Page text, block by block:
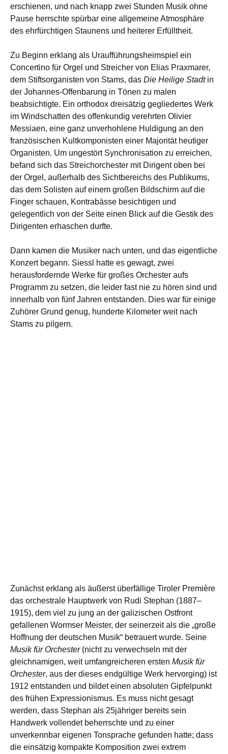
erschienen, und nach knapp zwei Stunden Musik ohne
Pause herrschte spürbar eine allgemeine Atmosphäre
des ehrfürchtigen Staunens und heiterer Erfülltheit.
Zu Beginn erklang als Uraufführungsheimspiel ein
Concertino für Orgel und Streicher von Elias Praxmarer,
dem Stiftsorganisten von Stams, das Die Heilige Stadtin
der Johannes-Offenbarung in Tönen zu malen
beabsichtigte. Ein orthodox dreisätzig gegliedertes Werk
im Windschatten des offenkundig verehrten Olivier
Messiaen, eine ganz unverhohlene Huldigung an den
französischen Kultkomponisten einer Majorität heutiger
Organisten. Um ungestört Synchronisation zu erreichen,
befand sich das Streichorchester mit Dirigent oben bei
der Orgel, außerhalb des Sichtbereichs des Publikums,
das dem Solisten auf einem großen Bildschirm auf die
Finger schauen, Kontrabässe besichtigen und
gelegentlich von der Seite einen Blick auf die Gestik des
Dirigenten erhaschen durfte.
Dann kamen die Musiker nach unten, und das eigentliche
Konzert begann. Siessl hatte es gewagt, zwei
herausfordernde Werke für großes Orchester aufs
Programm zu setzen, die leider fast nie zu hören sind und
innerhalb von fünf Jahren entstanden. Dies war für einige
Zuhörer Grund genug, hunderte Kilometer weit nach
Stams zu pilgern.
Zunächst erklang als äußerst überfällige Tiroler Première
das orchestrale Hauptwerk von Rudi Stephan (1887–
1915), dem viel zu jung an der galizischen Ostfront
gefallenen Wormser Meister, der seinerzeit als die „große
Hoffnung der deutschen Musik“ betrauert wurde. Seine
Musik für Orchester(nicht zu verwechseln mit der
gleichnamigen, weit umfangreicheren ersten Musik für
Orchester, aus der dieses endgültige Werk hervorging) ist
1912 entstanden und bildet einen absoluten Gipfelpunkt
des frühen Expressionismus. Es muss nicht gesagt
werden, dass Stephan als 25jähriger bereits sein
Handwerk vollendet beherrschte und zu einer
unverkennbar eigenen Tonsprache gefunden hatte; dass
die einsätzig kompakte Komposition zwei extrem